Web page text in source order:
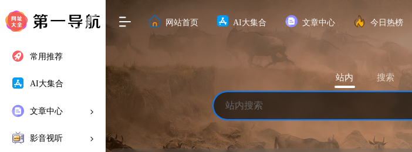
常用推荐
AI大集合
文章中心
影音视听
网站首页 AI大集合 文章中心 今日热榜
站内 搜索